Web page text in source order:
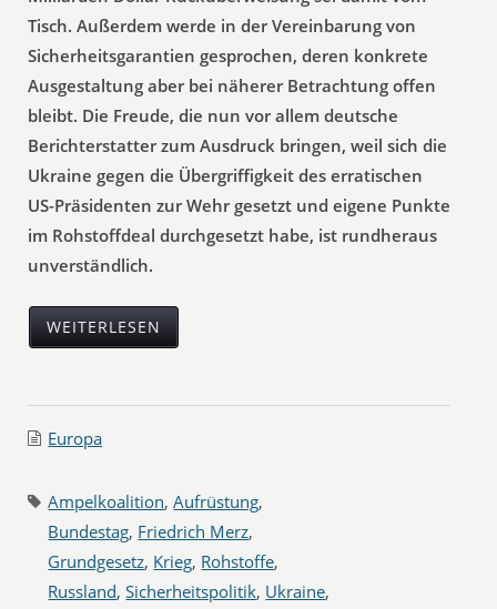
Tisch. Außerdem werde in der Vereinbarung von
Sicherheitsgarantien gesprochen, deren konkrete
Ausgestaltung aber bei näherer Betrachtung offen
bleibt. Die Freude, die nun vor allem deutsche
Berichterstatter zum Ausdruck bringen, weil sich die
Ukraine gegen die Übergriffigkeit des erratischen
US-Präsidenten zur Wehr gesetzt und eigene Punkte
im Rohstoffdeal durchgesetzt habe, ist rundheraus
unverständlich.
WEITERLESEN
Europa
Ampelkoalition,Aufrüstung,
Bundestag, Friedrich Merz,
Grundgesetz, Krieg, Rohstoffe,
Russland,Sicherheitspolitik, Ukraine,